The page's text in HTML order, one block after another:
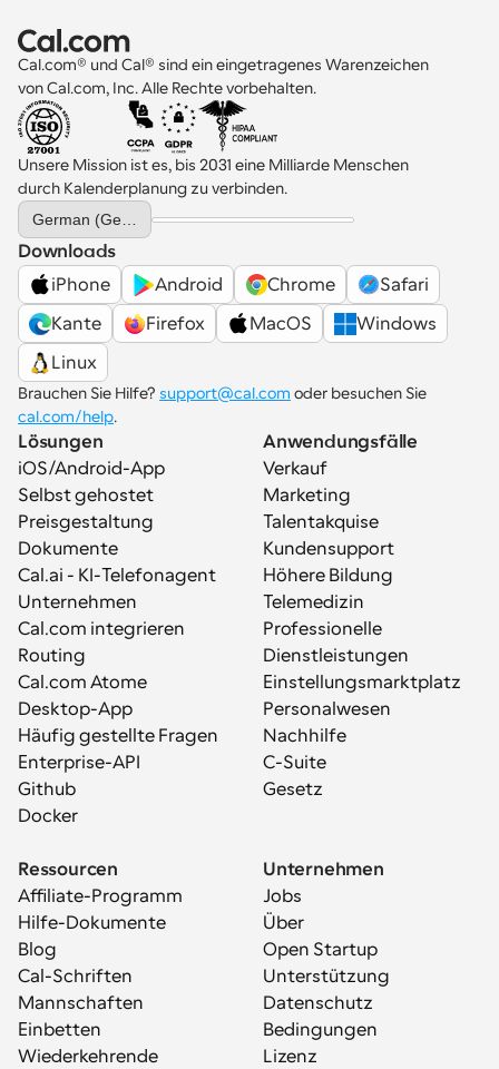
Cal.com® und Cal® sind ein eingetragenes Warenzeichen
von Cal.com, Inc. Alle Rechte vorbehalten.
Unsere Mission ist es, bis 2031 eine Milliarde Menschen
durch Kalenderplanung zu verbinden.
Select Language
Downloads
iPhone
Android Chrome
Safari
Kante
Firefox MacOS
Windows
Linux
Brauchen Sie Hilfe? support@cal.com
cal.com/help.
Lösungen
iOS/Android-App
Selbst gehostet
Preisgestaltung
Dokumente
Cal.ai - KI-Telefonagent
Unternehmen
Cal.com integrieren
Routing
Cal.com Atome
Desktop-App
Häufig gestellte Fragen
Enterprise-API
Github
Docker
Anwendungsfälle
Verkauf
Marketing
Talentakquise
Kundensupport
Höhere Bildung
Telemedizin
Professionelle
Dienstleistungen
Einstellungsmarktplatz
Personalwesen
Nachhilfe
C-Suite
Gesetz
Ressourcen
Affiliate-Programm
Hilfe-Dokumente
Blog
Cal-Schriften
Mannschaften
Einbetten
Wiederkehrende
Unternehmen
Jobs
Über
Open Startup
Unterstützung
Datenschutz
Bedingungen
Lizenz